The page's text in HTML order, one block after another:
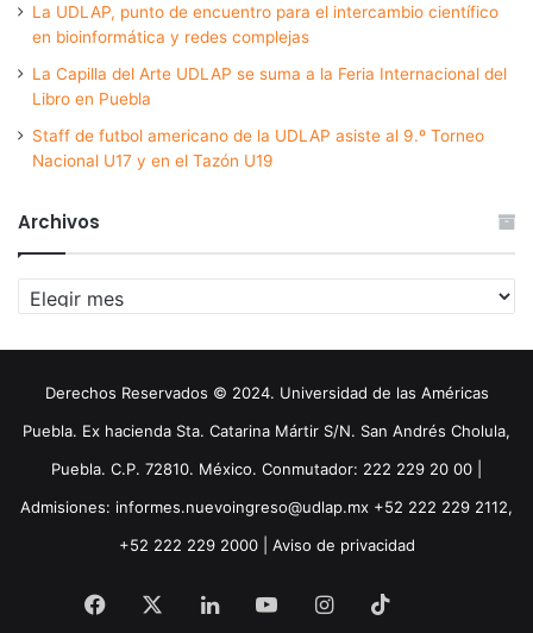
La UDLAP, punto de encuentro para el intercambio científico
en bioinformática y redes complejas
La Capilla del Arte UDLAP se suma a la Feria Internacional del
Libro en Puebla
Staff de futbol americano de la UDLAP asiste al 9.º Torneo
Nacional U17 y en el Tazón U19
Archivos
Archivos
Derechos Reservados © 2024. Universidad de las Américas
Puebla. Ex hacienda Sta. Catarina Mártir S/N. San Andrés Cholula,
Puebla. C.P. 72810. México. Conmutador: 222 229 20 00 |
Admisiones: informes.nuevoingreso@udlap.mx +52 222 229 2112,
+52 222 229 2000 | Aviso de privacidad
Facebook LinkedInYouTubeInstagram